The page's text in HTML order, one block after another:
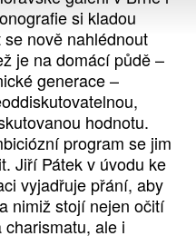
si kladou
nově nahlédnout
je na domácí půdě –
generace –
hodnotu.
program se jim
Jiří Pátek v úvodu ke
vyjadřuje přání, aby
nimiž stojí nejen očití
ale i